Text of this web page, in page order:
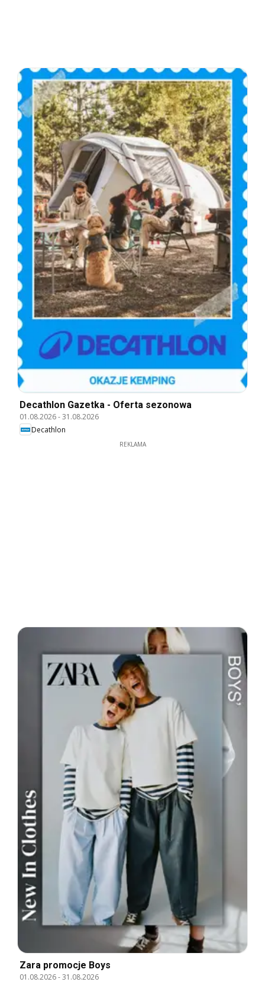
Decathlon Gazetka - Oferta sezonowa
01.08.2026-31.08.2026
Decathlon
REKLAMA
Zara promocje Boys
01.08.2026-31.08.2026